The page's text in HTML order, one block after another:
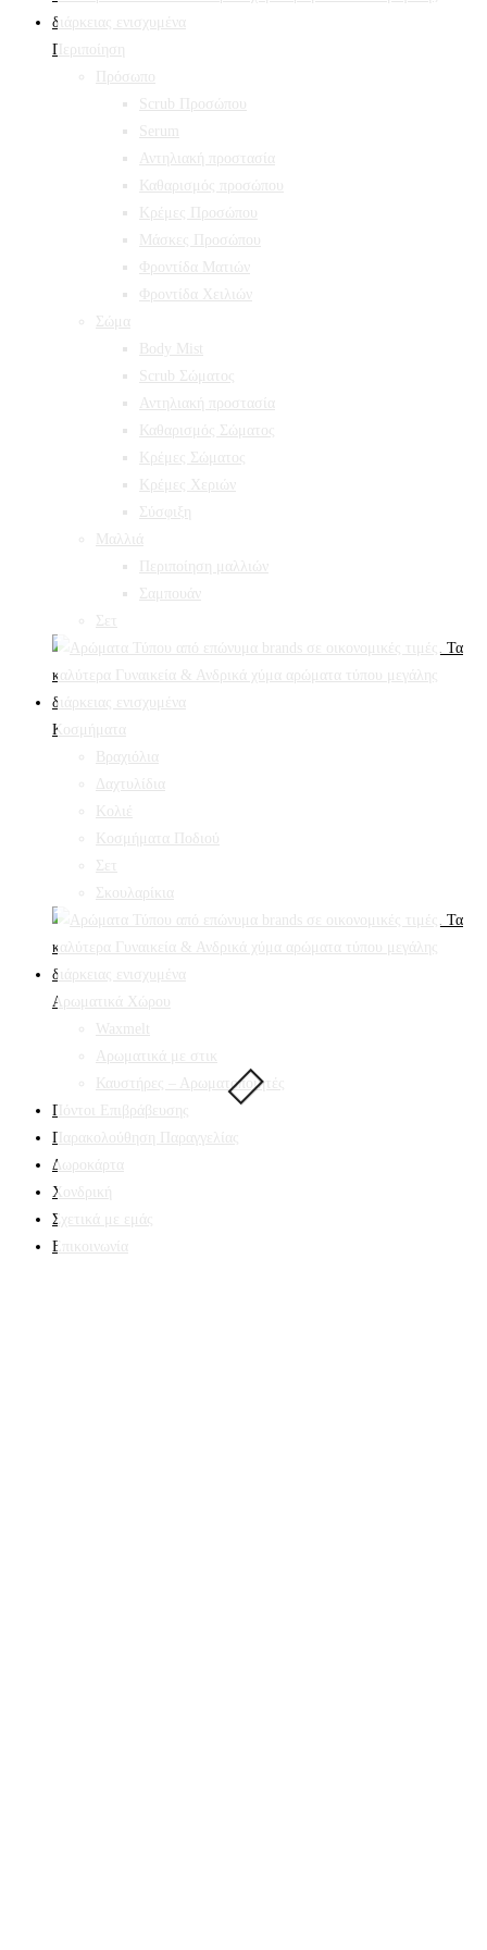
Περιποίηση
Πρόσωπο
Scrub Προσώπου
Serum
Αντηλιακή προστασία
Καθαρισμός προσώπου
Κρέμες Προσώπου
Μάσκες Προσώπου
Φροντίδα Ματιών
Φροντίδα Χειλιών
Σώμα
Body Mist
Scrub Σώματος
Αντηλιακή προστασία
Καθαρισμός Σώματος
Κρέμες Σώματος
Κρέμες Χεριών
Σύσφιξη
Mαλλιά
Περιποίηση μαλλιών
Σαμπουάν
Σετ
Κοσμήματα
Βραχιόλια
Δαχτυλίδια
Κολιέ
Κοσμήματα Ποδιού
Σετ
Σκουλαρίκια
Αρωματικά Χώρου
Waxmelt
Αρωματικά με στικ
Καυστήρες – Αρωματοποιητές
Πόντοι Επιβράβευσης
Παρακολούθηση Παραγγελίας
Δωροκάρτα
Χονδρική
Σχετικά με εμάς
Επικοινωνία